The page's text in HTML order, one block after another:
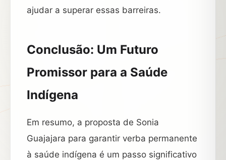
ajudar a superar essas barreiras.
Conclusão: Um Futuro
Promissor para a Saúde
Indígena
Em resumo, a proposta de Sonia
Guajajara para garantir verba permanente
à saúde indígena é um passo significativo